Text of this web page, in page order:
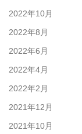
2022年10月
2022年8月
2022年6月
2022年4月
2022年2月
2021年12月
2021年10月